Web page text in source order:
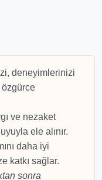
deneyimlerinizi
özgürce
ve nezaket
ele alınır.
daha iyi
katkı sağlar.
sonra